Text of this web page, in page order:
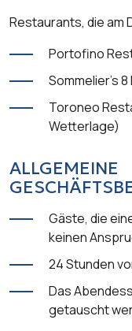
Restaurants, die am
Portofino
Sommelier's 8
Toroneo
Wetterlage)
ALLGEMEINE
Gäste, die
keinen
24 Stunden
Das
getauscht